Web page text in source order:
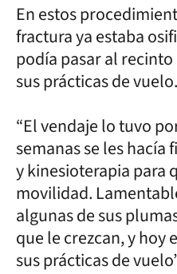
En estos
fractura ya estaba
podía pasar al
sus prácticas de vuelo.
“El vendaje lo tuvo
semanas se les hacía
y kinesioterapia para
movilidad.
algunas de sus
que le crezcan, y hoy
sus prácticas de